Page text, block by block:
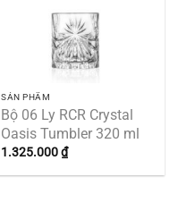
SẢN PHẨM
Bộ 06 Ly RCR Crystal
Oasis Tumbler 320 ml
1.325.000₫